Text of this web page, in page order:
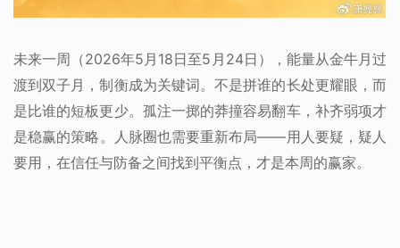
未来一周（2026年5月18日至5月24日），能量从金牛月过
渡到双子月，制衡成为关键词。不是拼谁的长处更耀眼，而
是比谁的短板更少。孤注一掷的莽撞容易翻车，补齐弱项才
是稳赢的策略。人脉圈也需要重新布局——用人要疑，疑人
要用，在信任与防备之间找到平衡点，才是本周的赢家。